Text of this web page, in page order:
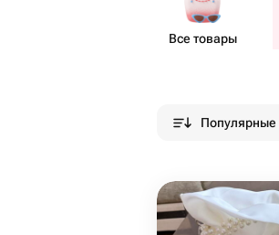
Все товары
Популярные